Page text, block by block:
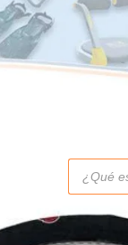
Búsqueda
productos